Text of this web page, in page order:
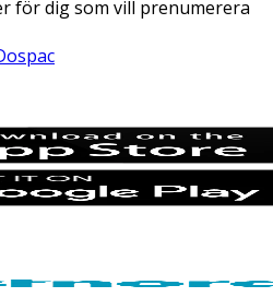
för dig som vill prenumerera